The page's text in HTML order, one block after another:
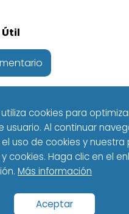
Útil
Español Aplicaciones
cookies para
usuario. Al continuar
uso de cookies y nuestra
cookies. Haga clic en el
Más información
Aceptar